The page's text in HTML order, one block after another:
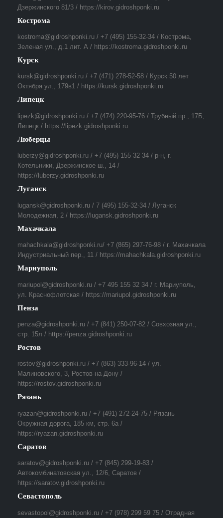
Дзержинского 81/3 / https://kirov.gidroshponki.ru
Кострома
kostroma@gidroshponki.ru / +7 (495) 155-32-34 / Кострома,
Зеленая ул., д.1 лит. А / https://kostroma.gidroshponki.ru
Курск
kursk@gidroshponki.ru / +7 (471) 278-52-58 / Курск 50 лет
Октября ул., 179в1 / https://kursk.gidroshponki.ru
Липецк
lipezk@gidroshponki.ru / +7 (474) 220-95-76 / Трубный пр., 17Б,
Липецк / https://lipezk.gidroshponki.ru
Люберцы
luberzy@gidroshponki.ru / +7 (495) 155 32 34 / р-н, г.
Котельники, Дзержинское ш., 14 /
https://luberzy.gidroshponki.ru
Луганск
lugansk@gidroshponki.ru / 7 (495) 155-32-34 / Луганск
Молодежная, 2 / https://lugansk.gidroshponki.ru
Махачкала
mahachkala@gidroshponki.ru/ +7 (865) 297-76-98 / г. Махачкала
Индустриальный пер., 11 / https://mahachkala.gidroshponki.ru
Мариуполь
mariupol@gidroshponki.ru / +7 495 155 32 34 / г. Мариуполь,
ул. Краснофлотская / https://mariupol.gidroshponki.ru
Пенза
penza@gidroshponki.ru / +7 (841) 250-07-82 / Совхозная ул.,
стр. 15л / https://penza.gidroshponki.ru
Ростов
rostov@gidroshponki.ru / +7 (863) 333-96-14 / ул.
Малиновского, 3, Ростов-на-Дону /
https://rostov.gidroshponki.ru
Рязань
ryazan@gidroshponki.ru / +7 (491) 272-24-75 / Рязань
Окружная дорога, 185 км, стр. 6а /
https://ryazan.gidroshponki.ru
Саратов
saratov@gidroshponki.ru / +7 (845) 299-19-83 /
Автокомбинатовская ул., 12/6, Саратов /
https://saratov.gidroshponki.ru
Севастополь
sevastopol@gidroshponki.ru / +7 (978) 299 59 75 / Отрадная